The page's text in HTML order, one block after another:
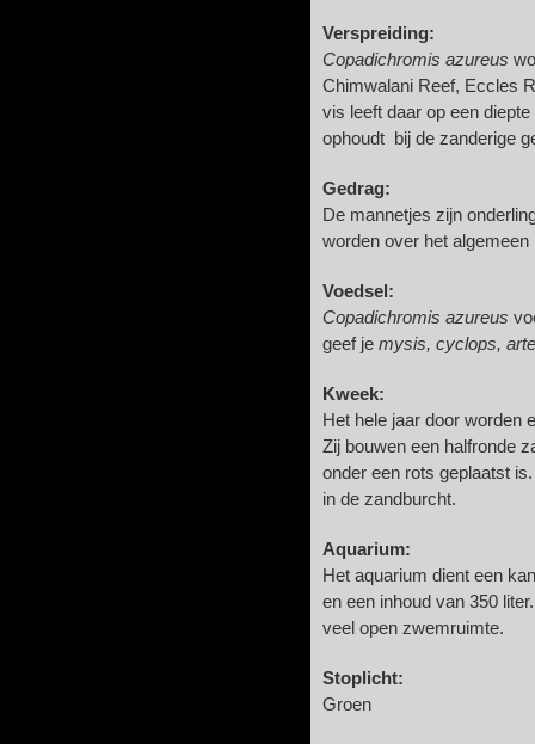
Verspreiding:
Copadichromis azureus
Chimwalani Reef, Eccles
vis leeft daar op een
ophoudt bij de zanderige
Gedrag:
De mannetjes zijn
worden over het
Voedsel:
Copadichromis azureus
geef je mysis, cyclops,
Kweek:
Het hele jaar door worden
Zij bouwen een halfronde
onder een rots geplaatst
in de zandburcht.
Aquarium:
Het aquarium dient een
en een inhoud van 350
veel open zwemruimte.
Stoplicht:
Groen